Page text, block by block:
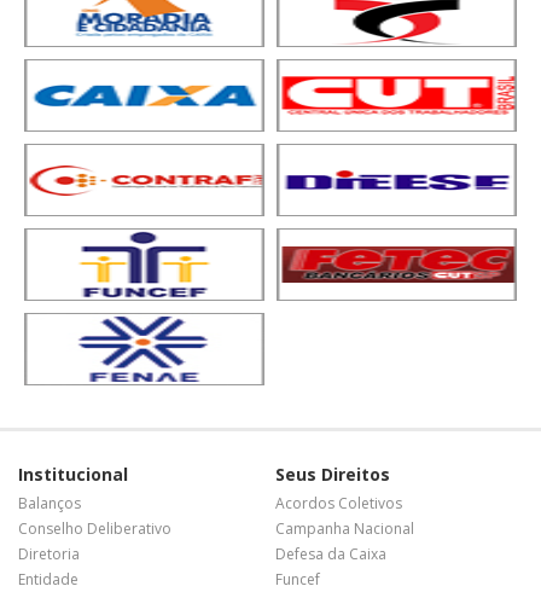
Institucional
Balanços
Conselho Deliberativo
Diretoria
Entidade
Seus Direitos
Acordos Coletivos
Campanha Nacional
Defesa da Caixa
Funcef